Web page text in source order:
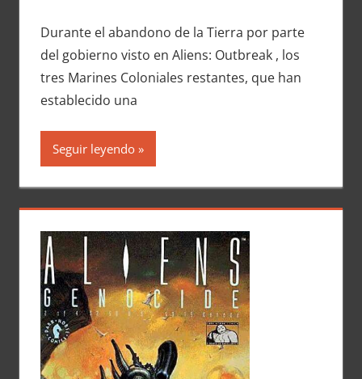
Durante el abandono de la Tierra por parte
del gobierno visto en Aliens: Outbreak , los
tres Marines Coloniales restantes, que han
establecido una
Seguir leyendo